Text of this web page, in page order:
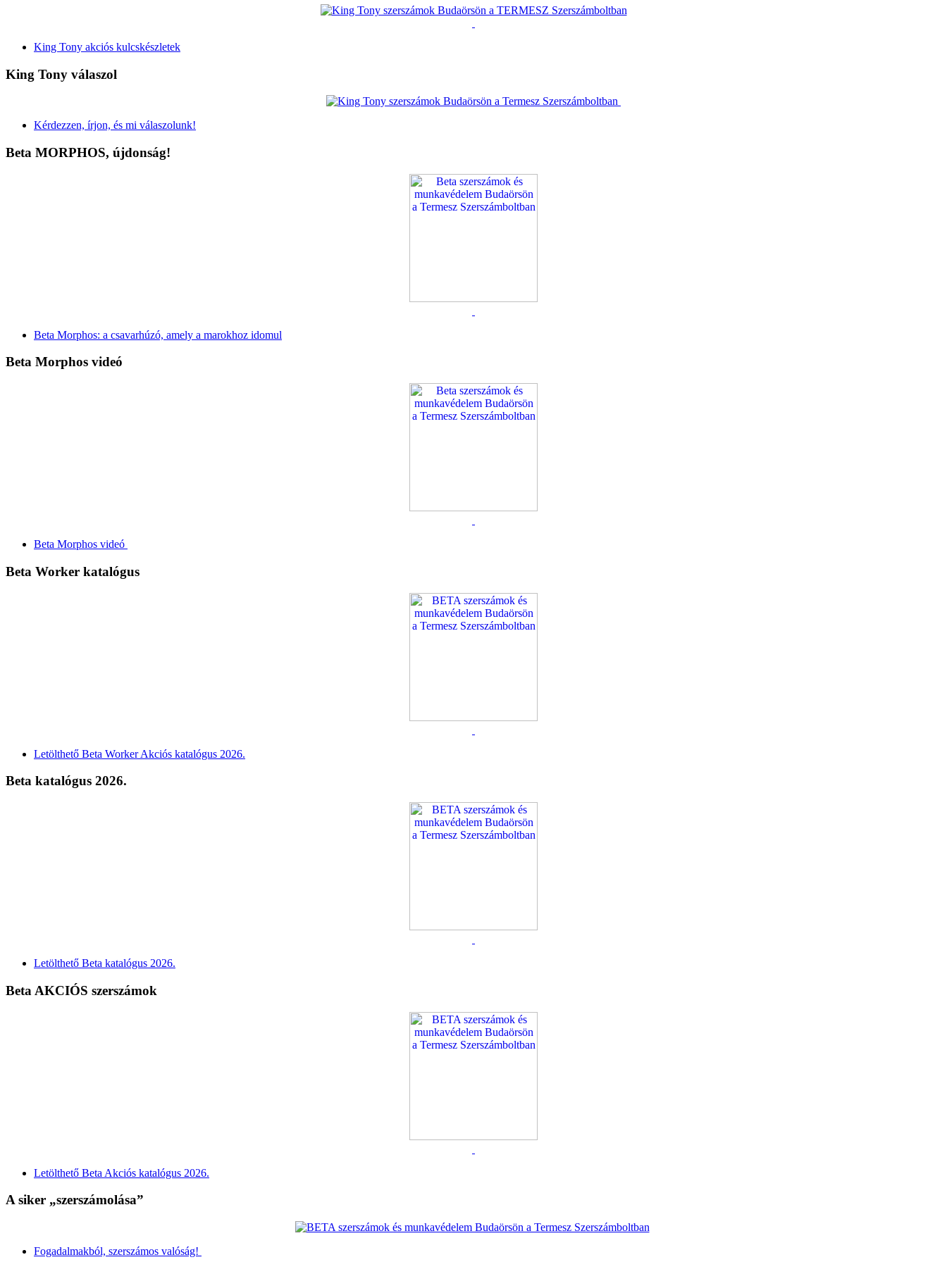
King Tony akciós kulcskészletek
King Tony válaszol
Kérdezzen, írjon, és mi válaszolunk!
Beta MORPHOS, újdonság!
Beta Morphos: a csavarhúzó, amely a marokhoz idomul
Beta Morphos videó
Beta Morphos videó
Beta Worker katalógus
Letölthető Beta Worker Akciós katalógus 2026.
Beta katalógus 2026.
Letölthető Beta katalógus 2026.
Beta AKCIÓS szerszámok
Letölthető Beta Akciós katalógus 2026.
A siker „szerszámolása”
Fogadalmakból, szerszámos valóság!